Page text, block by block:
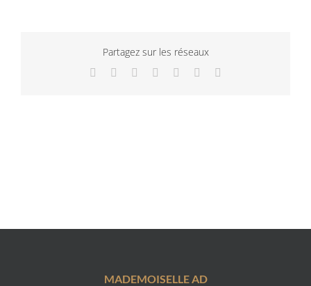
Partagez sur les réseaux
Facebook
TwitterLinkedInWhatsApp
TumblrPinterest
MADEMOISELLE AD